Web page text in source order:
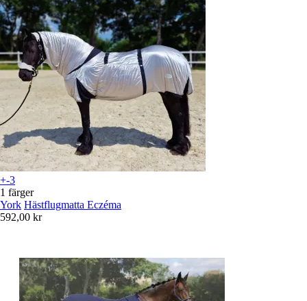
+-3
1 färger
York Hästflugmatta Eczéma
592,00 kr